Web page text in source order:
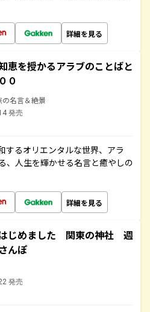
詳細を見る
恵を授かるアラブのことばと
０
の名言＆絶景
発売
するオリエンタルな世界、アラ
、人生を輝かせる名言と癒やしの
詳細を見る
じめました 関東の神社 週
んぽ
発売